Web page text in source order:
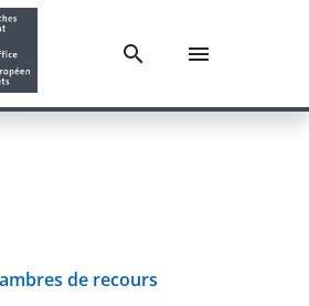
de recours